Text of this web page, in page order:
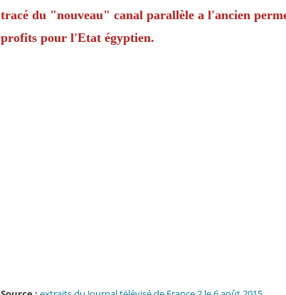
tracé du "nouveau" canal parallèle a l'ancien
profits pour l'Etat égyptien.